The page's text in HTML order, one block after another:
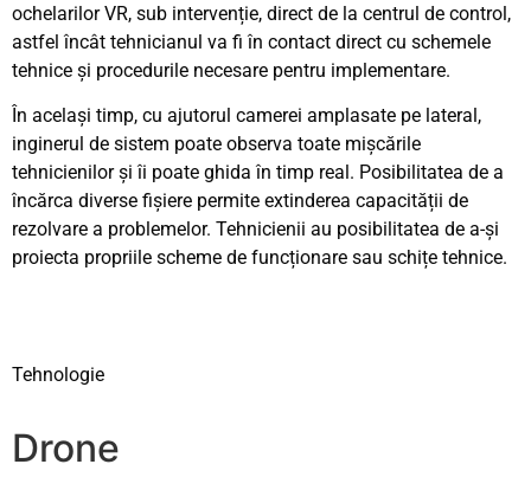
ochelarilor VR, sub intervenție, direct de la centrul de control,
astfel încât tehnicianul va fi în contact direct cu schemele
tehnice și procedurile necesare pentru implementare.
În același timp, cu ajutorul camerei amplasate pe lateral,
inginerul de sistem poate observa toate mișcările
tehnicienilor și îi poate ghida în timp real. Posibilitatea de a
încărca diverse fișiere permite extinderea capacității de
rezolvare a problemelor. Tehnicienii au posibilitatea de a-și
proiecta propriile scheme de funcționare sau schițe tehnice.
Tehnologie
Drone